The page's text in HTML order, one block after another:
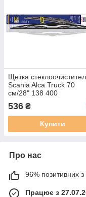
Щетка
Scania Alca Truck 70
см/28" 138 400
536 ₴
Купити
Про нас
96% позитивних з
Працює з